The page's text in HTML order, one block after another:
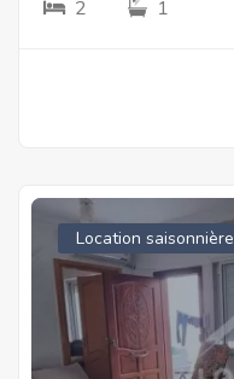
2 1
Location saisonnière